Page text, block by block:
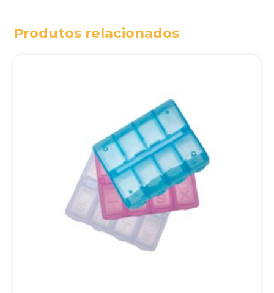
Produtos relacionados